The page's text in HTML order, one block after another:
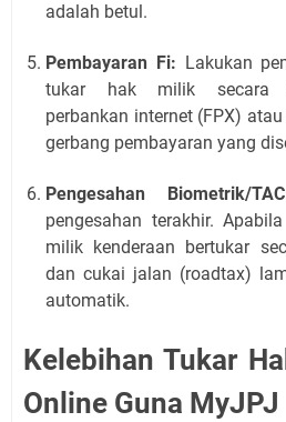
adalah betul.
Pembayaran Fi: Lakukan
tukar hak milik secara
perbankan internet (FPX)
gerbang pembayaran yang
Pengesahan Biometrik/
pengesahan terakhir.
milik kenderaan bertukar
dan cukai jalan (roadtax)
automatik.
Kelebihan Tukar
Online Guna MyJPJ